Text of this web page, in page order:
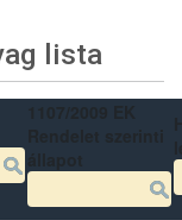
lista